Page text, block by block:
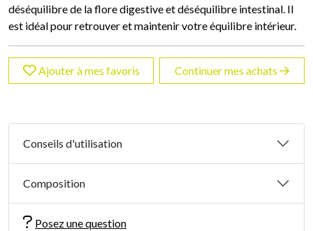
déséquilibre de la flore digestive et déséquilibre intestinal. Il
est idéal pour retrouver et maintenir votre équilibre intérieur.
Ajouter à mes favoris Continuer mes achats
Conseils d'utilisation
Composition
Posez une question